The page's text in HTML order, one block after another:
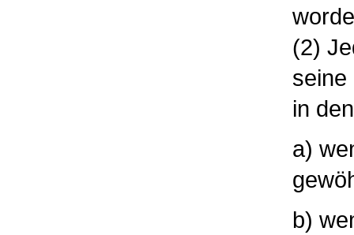
(2)
seine
in
a)
b)